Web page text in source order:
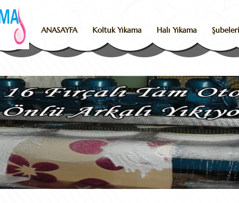
ANASAYFA Koltuk Yıkama Halı Yıkama